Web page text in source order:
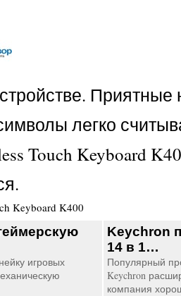
легко
Touch Keyboard
Keyboard K400
игровых
Keychron
14 в 1…
Популярный
Keychron
компания